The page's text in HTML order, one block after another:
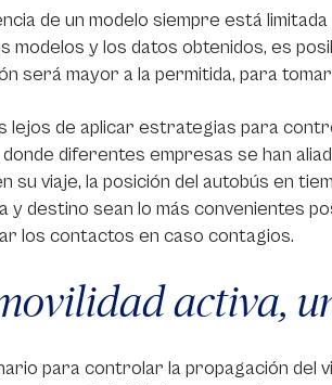
de un modelo siempre está
modelos y los datos obtenidos, es
será mayor a la permitida, para
lejos de aplicar estrategias para
diferentes empresas se han
su viaje, la posición del autobús en
y destino sean lo más convenientes
los contactos en caso contagios.
activa,
para controlar la propagación del